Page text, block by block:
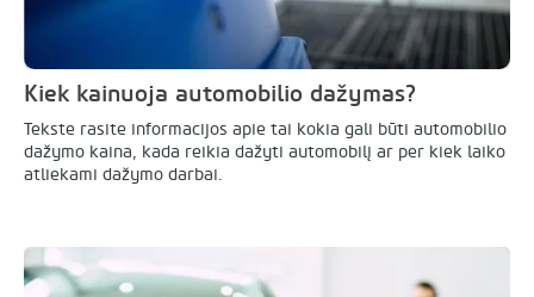
Kiek kainuoja automobilio dažymas?
Tekste rasite informacijos apie tai kokia gali būti automobilio
dažymo kaina, kada reikia dažyti automobilį ar per kiek laiko
atliekami dažymo darbai.